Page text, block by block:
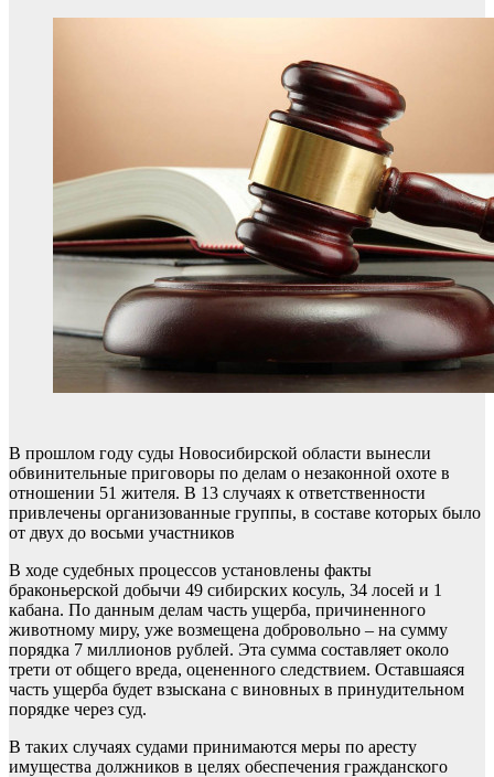
В прошлом году суды Новосибирской области вынесли
обвинительные приговоры по делам о незаконной охоте в
отношении 51 жителя. В 13 случаях к ответственности
привлечены организованные группы, в составе которых было
от двух до восьми участников
В ходе судебных процессов установлены факты
браконьерской добычи 49 сибирских косуль, 34 лосей и 1
кабана. По данным делам часть ущерба, причиненного
животному миру, уже возмещена добровольно – на сумму
порядка 7 миллионов рублей. Эта сумма составляет около
трети от общего вреда, оцененного следствием. Оставшаяся
часть ущерба будет взыскана с виновных в принудительном
порядке через суд.
В таких случаях судами принимаются меры по аресту
имущества должников в целях обеспечения гражданского